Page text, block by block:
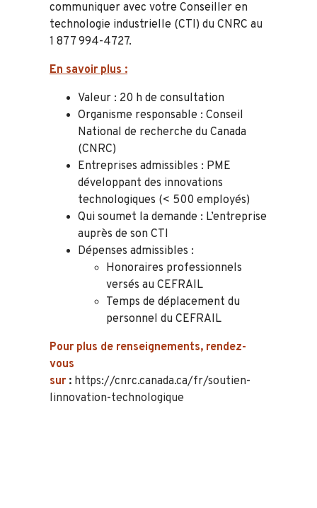
communiquer avec votre Conseiller en
technologie industrielle (CTI) du CNRC au
1 877 994-4727.
En savoir plus :
Valeur : 20 h de consultation
Organisme responsable : Conseil
National de recherche du Canada
(CNRC)
Entreprises admissibles : PME
développant des innovations
technologiques (< 500 employés)
Qui soumet la demande : L’entreprise
auprès de son CTI
Dépenses admissibles :
Honoraires professionnels
versés au CEFRAIL
Temps de déplacement du
personnel du CEFRAIL
Pour plus de renseignements, rendez-
vous
sur : https://cnrc.canada.ca/fr/soutien-
linnovation-technologique